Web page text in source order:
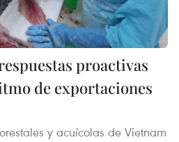
proactivas
de exportaciones
y acuícolas de Vietnam